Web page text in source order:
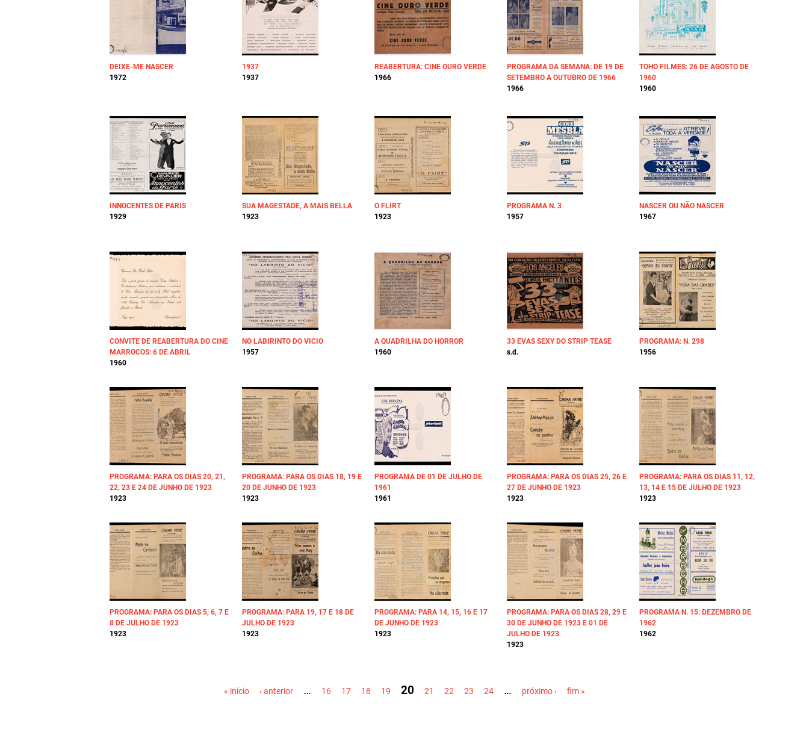
DEIXE-ME NASCER
1972
1937
1937
REABERTURA: CINE OURO VERDE
1966
PROGRAMA DA SEMANA: DE 19 DE
SETEMBRO A OUTUBRO DE 1966
1966
TOHO FILMES: 26 DE AGOSTO DE
1960
1960
INNOCENTES DE PARIS
1929
SUA MAGESTADE, A MAIS BELLA
1923
O FLIRT
1923
PROGRAMA N. 3
1957
NASCER OU NÃO NASCER
1967
CONVITE DE REABERTURA DO CINE
MARROCOS: 6 DE ABRIL
1960
NO LABIRINTO DO VICIO
1957
A QUADRILHA DO HORROR
1960
33 EVAS SEXY DO STRIP TEASE
s.d.
PROGRAMA: N. 298
1956
PROGRAMA: PARA OS DIAS 20, 21,
22, 23 E 24 DE JUNHO DE 1923
1923
PROGRAMA: PARA OS DIAS 18, 19 E
20 DE JUNHO DE 1923
1923
PROGRAMA DE 01 DE JULHO DE
1961
1961
PROGRAMA: PARA OS DIAS 25, 26 E
27 DE JUNHO DE 1923
1923
PROGRAMA: PARA OS DIAS 11, 12,
13, 14 E 15 DE JULHO DE 1923
1923
PROGRAMA: PARA OS DIAS 5, 6, 7 E
8 DE JULHO DE 1923
1923
PROGRAMA: PARA 19, 17 E 18 DE
JULHO DE 1923
1923
PROGRAMA: PARA 14, 15, 16 E 17
DE JUNHO DE 1923
1923
PROGRAMA: PARA OS DIAS 28, 29 E
30 DE JUNHO DE 1923 E 01 DE
JULHO DE 1923
1923
PROGRAMA N. 15: DEZEMBRO DE
1962
1962
« início ‹ anterior … 16 17 18 19 20 21 22 23 24 … próximo › fim »